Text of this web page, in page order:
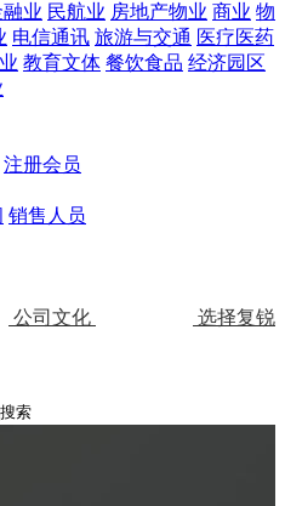
业 民航业 房地产物业 商业 物
电信通讯 旅游与交通 医疗医药
教育文体 餐饮食品 经济园区
注册会员
销售人员
公司文化
选择复锐